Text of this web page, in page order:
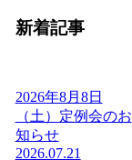
新着記事
2026年8月8日
（土）定例会のお
知らせ
2026.07.21